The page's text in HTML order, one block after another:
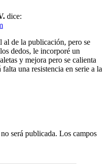
dice:
de la publicación, pero se
dedos, le incorporé un
y mejora pero se calienta
una resistencia en serie a la
será publicada. Los campos